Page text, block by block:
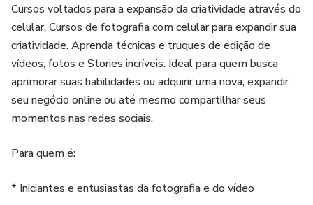
Cursos voltados para a expansão da criatividade através do
celular. Cursos de fotografia com celular para expandir sua
criatividade. Aprenda técnicas e truques de edição de
vídeos, fotos e Stories incríveis. Ideal para quem busca
aprimorar suas habilidades ou adquirir uma nova, expandir
seu negócio online ou até mesmo compartilhar seus
momentos nas redes sociais.
Para quem é:
* Iniciantes e entusiastas da fotografia e do vídeo